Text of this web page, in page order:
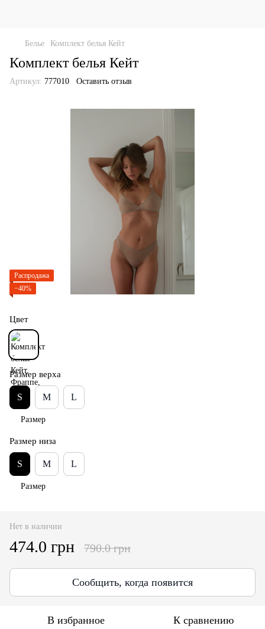
Белье Комплект белья Кейт
Комплект белья Кейт
Артикул: 777010 Оставить отзыв
Распродажа
−40%
Цвет
Размер верха
S M L
Размер
Размер низа
S M L
Размер
Нет в наличии
474.0 грн 790.0 грн
Сообщить, когда появится
В избранное К сравнению